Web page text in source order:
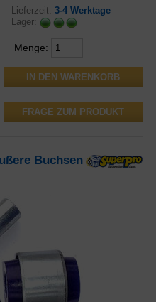
Lieferzeit: 3-4 Werktage
Lager:
Menge:
FRAGE ZUM PRODUKT
Buchsen